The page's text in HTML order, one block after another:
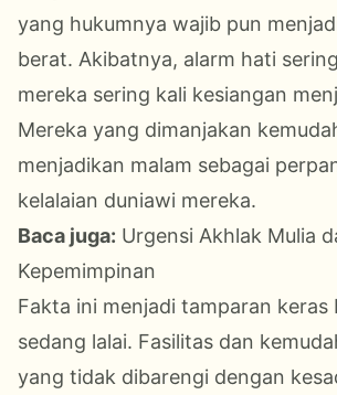
yang hukumnya wajib pun
berat. Akibatnya, alarm hati
mereka sering kali kesiangan
Mereka yang dimanjakan
menjadikan malam sebagai
kelalaian duniawi mereka.
Baca juga: Urgensi Akhlak Mulia
Kepemimpinan
Fakta ini menjadi tamparan keras
sedang lalai. Fasilitas dan
yang tidak dibarengi dengan